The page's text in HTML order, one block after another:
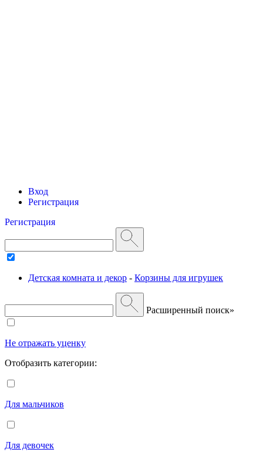
Вход
Регистрация
Регистрация
Детская комната и декор - Корзины для игрушек
Расширенный поиск»
Не отражать уценку
Отобразить категории:
Для мальчиков
Для девочек